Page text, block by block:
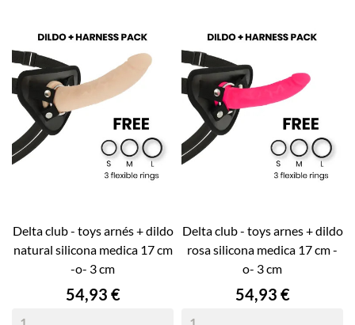
delta club - toys arnés + dildo
natural silicona medica 17 cm
-o- 3 cm
Precio
54,93 €
delta club - toys arnes + dildo
rosa silicona medica 17 cm -
o- 3 cm
Precio
54,93 €